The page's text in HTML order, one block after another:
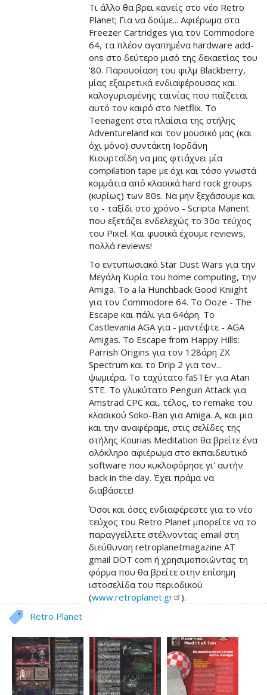
Τι άλλο θα βρει κανείς στο νέο Retro
Planet; Για να δούμε... Αφιέρωμα στα
Freezer Cartridges για τον Commodore
64, τα πλέον αγαπημένα hardware add-
ons στο δεύτερο μισό της δεκαετίας του
'80. Παρουσίαση του φιλμ Blackberry,
μίας εξαιρετικά ενδιαφέρουσας και
καλογυρισμένης ταινίας που παίζεται
αυτό τον καιρό στο Netflix. Το
Teenagent στα πλαίσια της στήλης
Adventureland και τον μουσικό μας (και
όχι μόνο) συντάκτη Ιορδάνη
Κιουρτσίδη να μας φτιάχνει μία
compilation tape με όχι και τόσο γνωστά
κομμάτια από κλασικά hard rock groups
(κυρίως) των 80s. Να μην ξεχάσουμε και
το - ταξίδι στο χρόνο - Scripta Manent
που εξετάζει ενδελεχώς το 30ο τεύχος
του Pixel. Και φυσικά έχουμε reviews,
πολλά reviews!
Το εντυπωσιακό Star Dust Wars για την
Μεγάλη Κυρία του home computing, την
Amiga. Το a la Hunchback Good Kniight
για τον Commodore 64. Το Ooze - The
Escape και πάλι για 64άρη. Το
Castlevania AGA για - μαντέψτε - AGA
Amigas. Το Escape from Happy Hills:
Parrish Origins για τον 128άρη ZX
Spectrum και το Drip 2 για τον...
ψωμιέρα. Το ταχύτατο faSTEr για Atari
STE. Το γλυκύτατο Penguin Attack για
Amstrad CPC και, τέλος, το remake του
κλασικού Soko-Ban για Amiga. Α, και μια
και την αναφέραμε, στις σελίδες της
στήλης Kourias Meditation θα βρείτε ένα
ολόκληρο αφιέρωμα στο εκπαιδευτικό
software που κυκλοφόρησε γι' αυτήν
back in the day. Έχει πράμα να
διαβάσετε!
Όσοι και όσες ενδιαφέρεστε για το νέο
τεύχος του Retro Planet μπορείτε να το
παραγγείλετε στέλνοντας email στη
διεύθυνση retroplanetmagazine AT
gmail DOT com ή χρησιμοποιώντας τη
φόρμα που θα βρείτε στην επίσημη
ιστοσελίδα του περιοδικού
(www.retroplanet.gr
).
Retro Planet